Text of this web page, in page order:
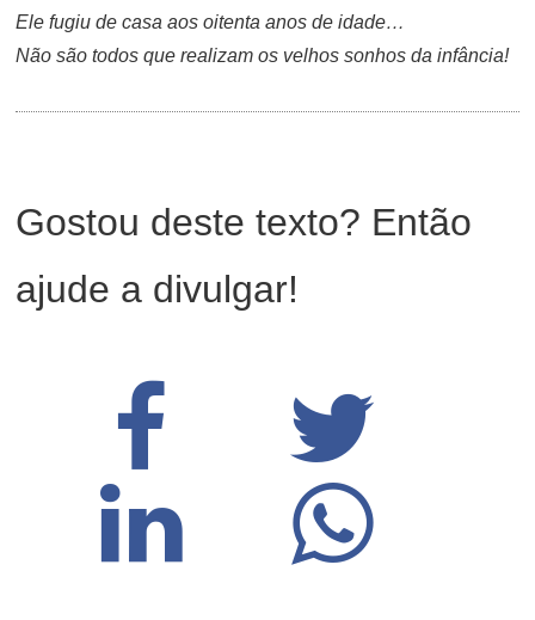
Ele fugiu de casa aos oitenta anos de idade…
Não são todos que realizam os velhos sonhos da infância!
Gostou deste texto? Então
ajude a divulgar!